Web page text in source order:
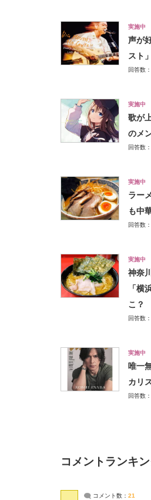
実施中
声が
スト
回答数
実施中
歌が
のメ
回答数
実施中
ラー
も中
回答数
実施中
神奈
「横
こ？
回答数
実施中
唯一
カリ
回答数
コメントランキ
コメント数： 21